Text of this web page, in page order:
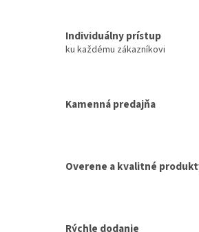
Individuálny prístup
ku každému zákazníkovi
Kamenná predajňa
Overene a kvalitné
Rýchle dodanie